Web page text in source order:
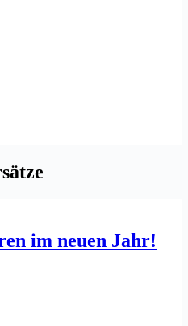
im neuen Jahr!